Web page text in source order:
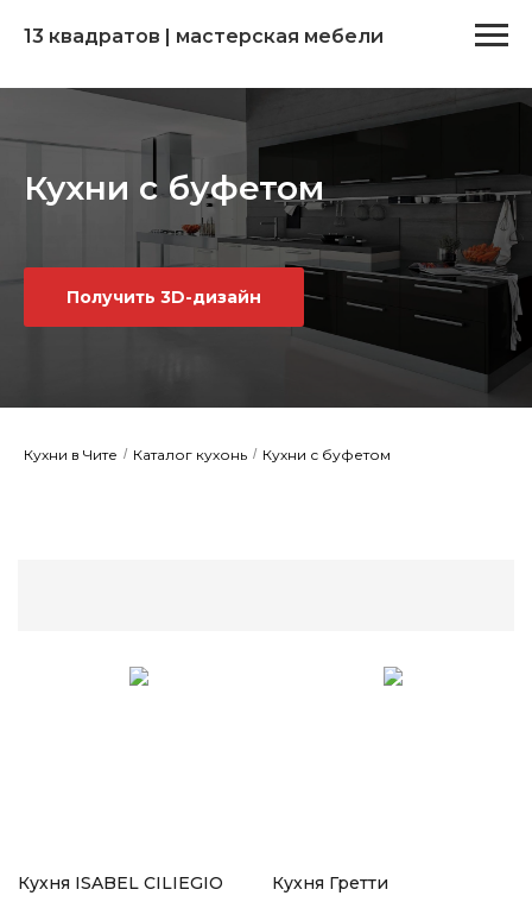
13 квадратов | мастерская мебели
Кухни с буфетом
Получить 3D-дизайн
Кухни в Чите / Каталог кухонь / Кухни с буфетом​
Кухня ISABEL CILIEGIO
Кухня Гретти